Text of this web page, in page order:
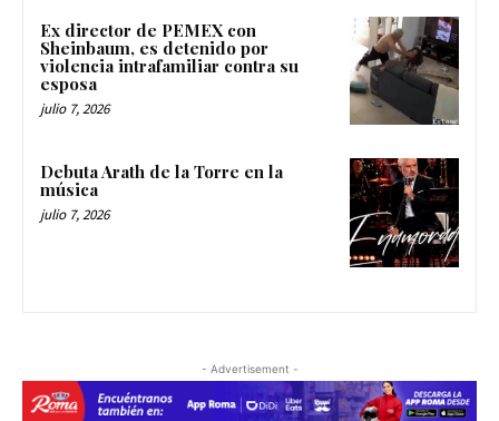
Ex director de PEMEX con
Sheinbaum, es detenido por
violencia intrafamiliar contra su
esposa
julio 7, 2026
Debuta Arath de la Torre en la
música
julio 7, 2026
- Advertisement -